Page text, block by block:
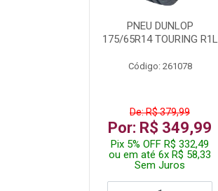
PNEU DUNLOP
175/65R14 TOURING R1L
Código: 261078
De: R$ 379,99
Por: R$ 349,99
Pix 5% OFF R$ 332,49
ou em até 6x R$ 58,33
Sem Juros